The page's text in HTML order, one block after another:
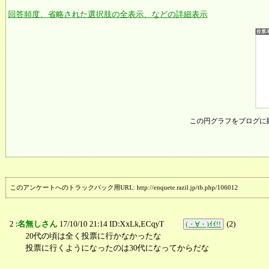
回答頻度、省略された選択肢の全表示、などの詳細表示
この円グラフをブログ
このアンケートへのトラックバック用URL: http://enquete.razil.jp/tb.php/106012
2 :名無しさん 17/10/10 21:14 ID:XxLk,ECqyT (・∀・)ｲｲ!! (2)
20代の頃は全く投票に行かなかったな
投票に行くようになったのは30代になってからだな